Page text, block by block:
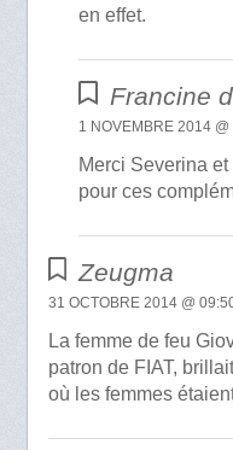
en effet.
Francine
1 NOVEMBRE 2014 @
Merci Severina
pour ces
Zeugma
31 OCTOBRE 2014 @
La femme de feu
patron de FIAT,
où les femmes